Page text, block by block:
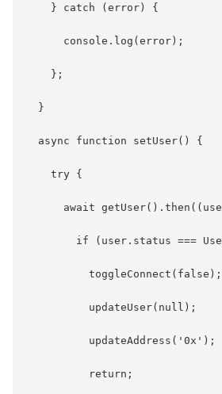
    } catch (error) {
      console.log(error);
    };
  }
  async function setUser() {
    try {
await
if (user.status ===
          toggleConnect(false);
          updateUser(null);
          updateAddress('0x');
          return;